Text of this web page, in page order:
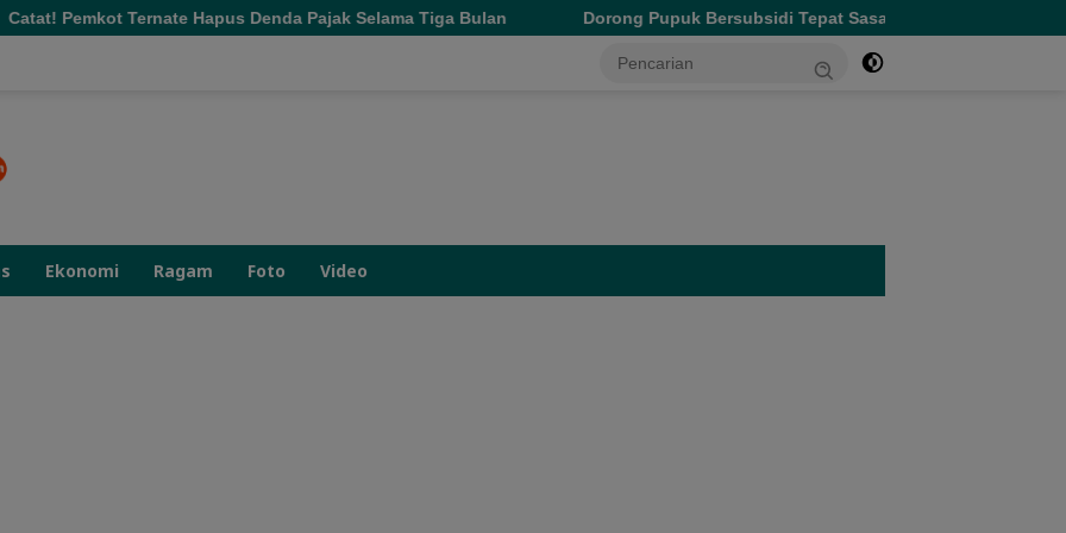
Hapus Denda Pajak Selama Tiga Bulan Dorong Pupuk Bersubsidi Tepat Sasaran, Wagub Malut Tekankan
Ekonomi Ragam Foto Video